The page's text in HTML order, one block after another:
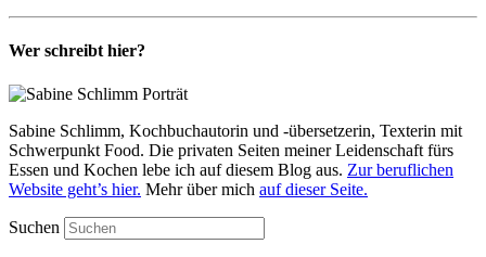
Wer schreibt hier?
Sabine Schlimm, Kochbuchautorin und -übersetzerin, Texterin mit
Schwerpunkt Food. Die privaten Seiten meiner Leidenschaft fürs
Essen und Kochen lebe ich auf diesem Blog aus. Zur beruflichen
Website geht’s hier. Mehr über mich auf dieser Seite.
Suchen